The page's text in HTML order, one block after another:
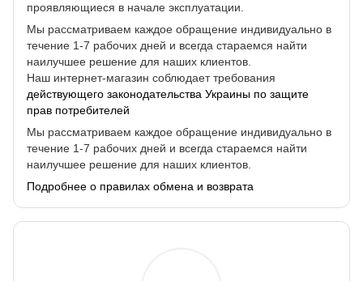
проявляющиеся в начале эксплуатации.
Мы рассматриваем каждое обращение индивидуально в
течение 1-7 рабочих дней и всегда стараемся найти
наилучшее решение для наших клиентов.
Наш интернет-магазин соблюдает требования
действующего законодательства Украины по защите
прав потребителей
Мы рассматриваем каждое обращение индивидуально в
течение 1-7 рабочих дней и всегда стараемся найти
наилучшее решение для наших клиентов.
Подробнее о правилах обмена и возврата